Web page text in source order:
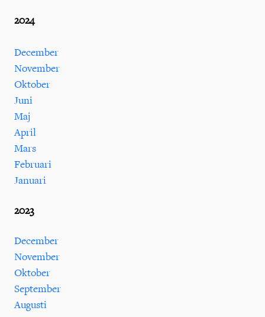
2024
December
November
Oktober
Juni
Maj
April
Mars
Februari
Januari
2023
December
November
Oktober
September
Augusti